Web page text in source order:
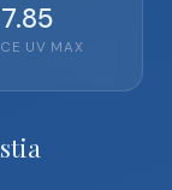
7.85
UV MAX